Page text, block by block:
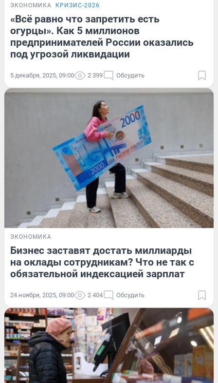
ЭКОНОМИКА КРИЗИС-2026
«Всё равно что запретить есть
огурцы». Как 5 миллионов
предпринимателей России оказались
под угрозой ликвидации
5 декабря, 2025, 09:00 2 399 Обсудить
ЭКОНОМИКА
Бизнес заставят достать миллиарды
на оклады сотрудникам? Что не так с
обязательной индексацией зарплат
24 ноября, 2025, 09:00 2 404 Обсудить